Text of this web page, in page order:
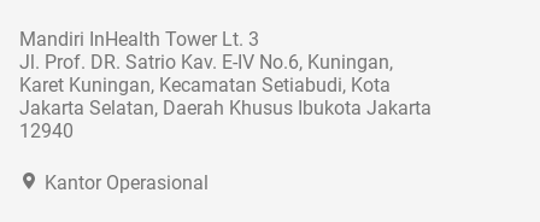
Mandiri InHealth Tower Lt. 3
Jl. Prof. DR. Satrio Kav. E-IV No.6, Kuningan,
Karet Kuningan, Kecamatan Setiabudi, Kota
Jakarta Selatan, Daerah Khusus Ibukota Jakarta
12940
Kantor Operasional